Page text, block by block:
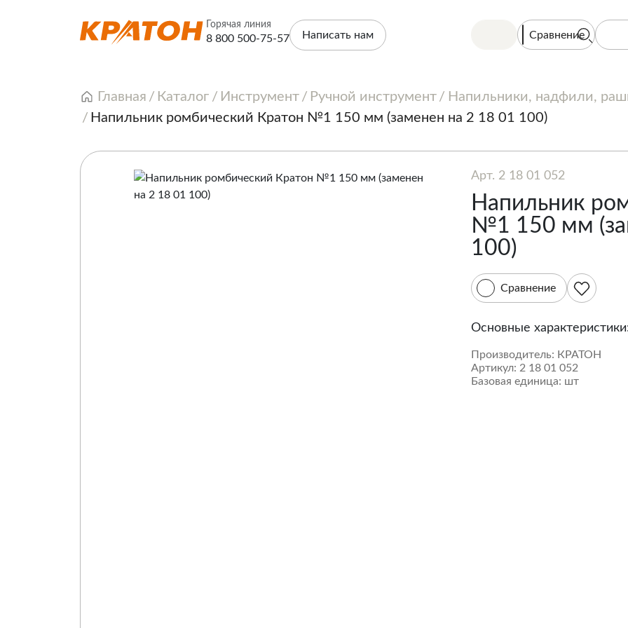
Горячая линия
8 800 500-75-57 Написать нам Сравнение
Главная Каталог Инструмент Ручной инструмент
Напильники, надфили,
Напильник ромбический Кратон №1 150 мм (заменен на 2 18 01 100)
Арт. 2 18 01 052
Напильник
№1 150 мм
100)
Сравнение
Основные
Производитель: КРАТОН
Артикул: 2 18 01 052
Базовая единица: шт